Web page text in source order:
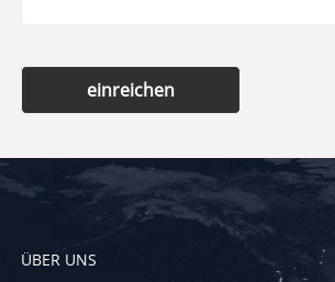
einreichen
ÜBER UNS